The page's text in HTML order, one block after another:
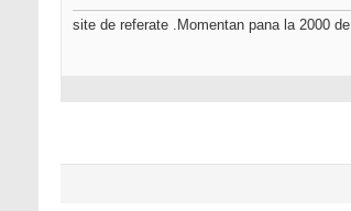
site de referate .Momentan pana la 2000